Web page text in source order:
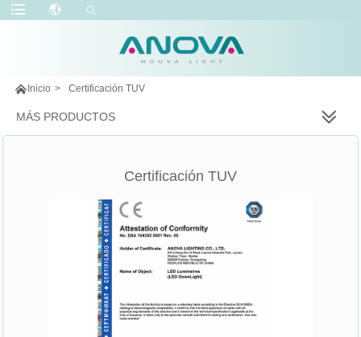
 Inicio > Certificación TUV
MÁS PRODUCTOS
Certificación TUV